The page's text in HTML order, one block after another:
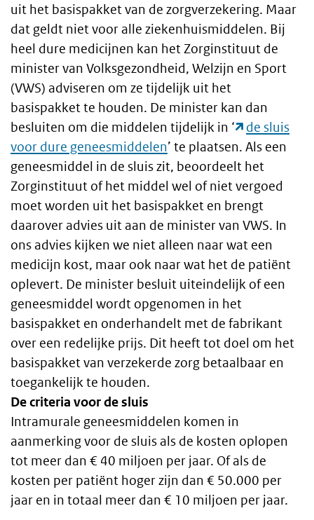
uit het basispakket van de zorgverzekering. Maar
dat geldt niet voor alle ziekenhuismiddelen. Bij
heel dure medicijnen kan het Zorginstituut de
minister van Volksgezondheid, Welzijn en Sport
(VWS) adviseren om ze tijdelijk uit het
basispakket te houden. De minister kan dan
besluiten om die middelen tijdelijk in ‘
de sluis
voor dure geneesmiddelen’ te plaatsen. Als een
geneesmiddel in de sluis zit, beoordeelt het
Zorginstituut of het middel wel of niet vergoed
moet worden uit het basispakket en brengt
daarover advies uit aan de minister van VWS. In
ons advies kijken we niet alleen naar wat een
medicijn kost, maar ook naar wat het de patiënt
oplevert. De minister besluit uiteindelijk of een
geneesmiddel wordt opgenomen in het
basispakket en onderhandelt met de fabrikant
over een redelijke prijs. Dit heeft tot doel om het
basispakket van verzekerde zorg betaalbaar en
toegankelijk te houden.
De criteria voor de sluis
Intramurale geneesmiddelen komen in
aanmerking voor de sluis als de kosten oplopen
tot meer dan € 40 miljoen per jaar. Of als de
kosten per patiënt hoger zijn dan € 50.000 per
jaar en in totaal meer dan € 10 miljoen per jaar.